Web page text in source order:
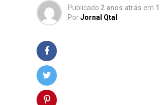
Publicado 2 anos atrás em
PorJornal Qtal